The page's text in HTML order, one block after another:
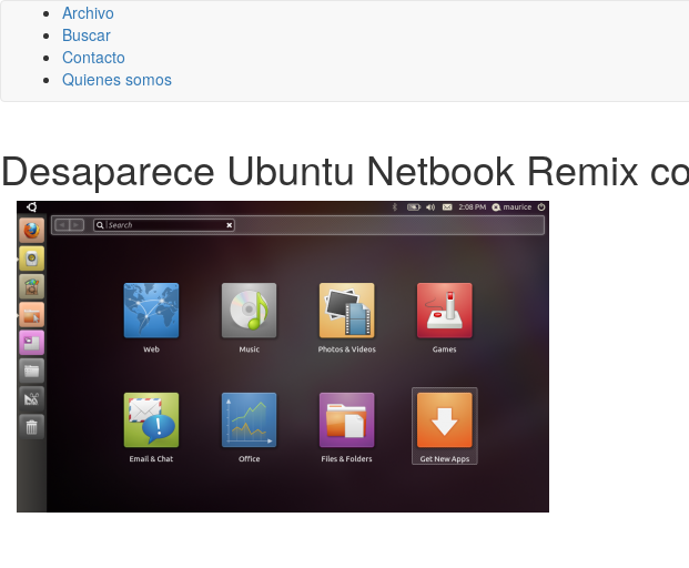
Archivo
Buscar
Contacto
Quienes somos
Desaparece Ubuntu Netbook Remix